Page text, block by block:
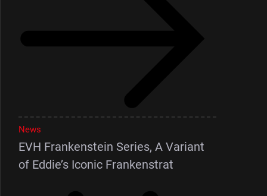
News
EVH Frankenstein Series, A Variant
of Eddie’s Iconic Frankenstrat